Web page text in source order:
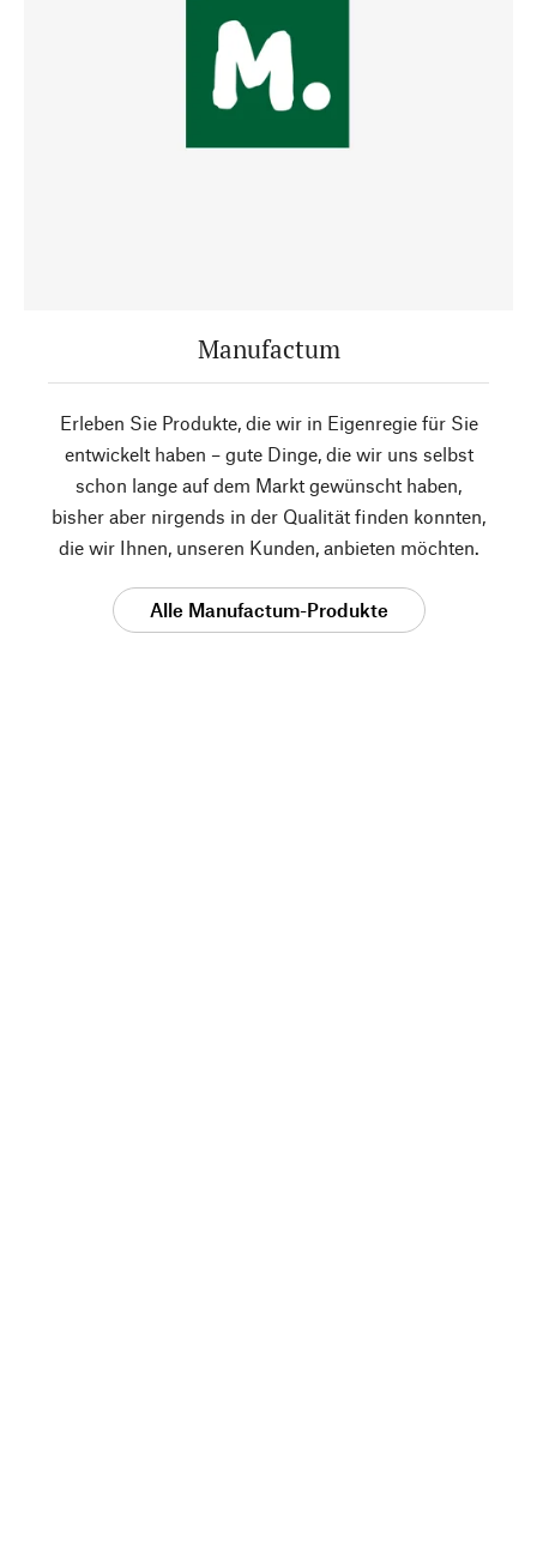
Manufactum
Erleben Sie Produkte, die wir in Eigenregie für Sie
entwickelt haben – gute Dinge, die wir uns selbst
schon lange auf dem Markt gewünscht haben,
bisher aber nirgends in der Qualität finden konnten,
die wir Ihnen, unseren Kunden, anbieten möchten.
Alle Manufactum-Produkte